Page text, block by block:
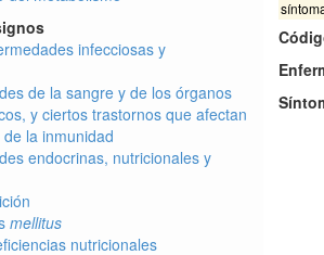
infecciosas y
de la sangre y de los órganos
y ciertos trastornos que afectan
la inmunidad
endocrinas, nutricionales y
mellitus
nutricionales